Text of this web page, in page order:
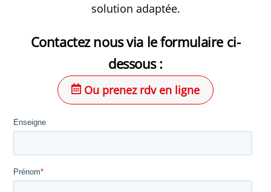
solution adaptée.
Contactez nous via le formulaire ci-
dessous :
Ou prenez rdv en ligne